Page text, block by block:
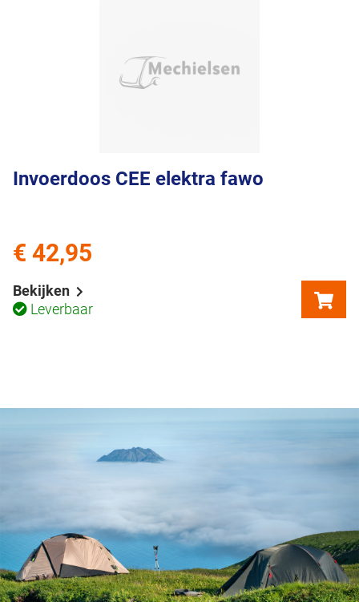
Invoerdoos CEE elektra fawo
Bekijken
Leverbaar
€ 42,95